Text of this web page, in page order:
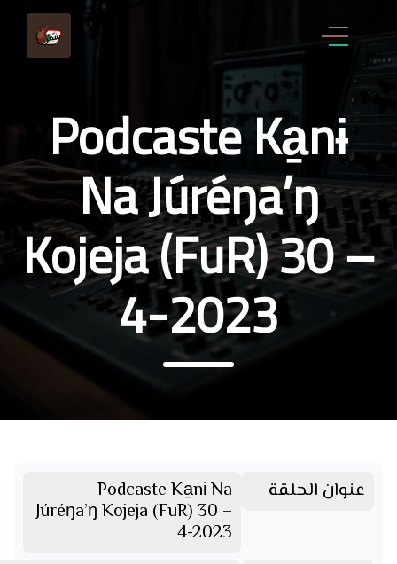
Podcaste Ka̱nɨ
Na Júréŋa’ŋ
Kojeja (FuR) 30 –
4-2023
عنوان الحلقة Podcaste Ka̱nɨ Na
Júréŋa’ŋ Kojeja (FuR) 30 –
4-2023